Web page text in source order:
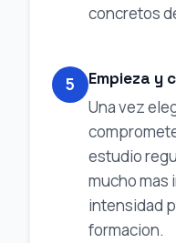
concretos
5 Empieza y
Una vez
estudio
mucho mas
intensidad
formacion.